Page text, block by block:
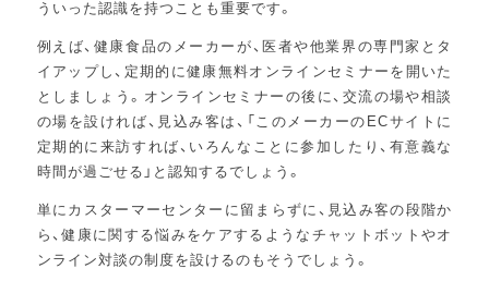
ういった認識を持つことも重要です。
例えば、健康食品のメーカーが、医者や他業界の専門家とタ
イアップし、定期的に健康無料オンラインセミナーを開いた
としましょう。オンラインセミナーの後に、交流の場や相談
の場を設ければ、見込み客は、「このメーカーのECサイトに
定期的に来訪すれば、いろんなことに参加したり、有意義な
時間が過ごせる」と認知するでしょう。
単にカスターマーセンターに留まらずに、見込み客の段階か
ら、健康に関する悩みをケアするようなチャットボットやオ
ンライン対談の制度を設けるのもそうでしょう。